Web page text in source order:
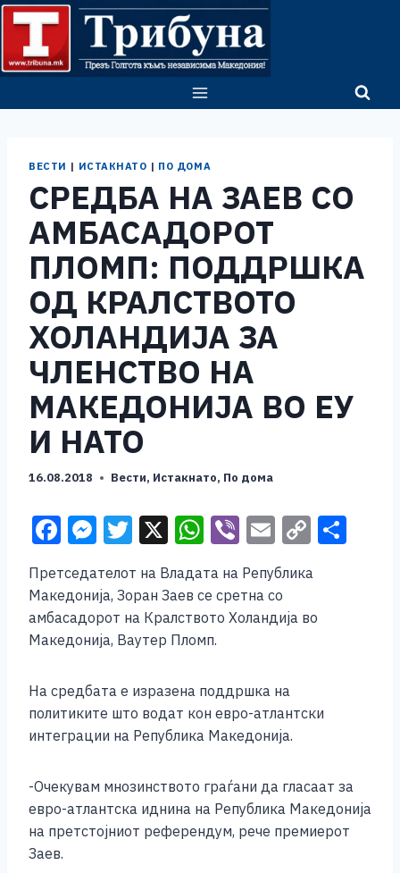
Skip
content
ВЕСТИ | ИСТАКНАТО | ПО ДОМА
СРЕДБА НА ЗАЕВ СО
АМБАСАДОРОТ
ПЛОМП: ПОДДРШКА
ОД КРАЛСТВОТО
ХОЛАНДИЈА ЗА
ЧЛЕНСТВО НА
МАКЕДОНИЈА ВО ЕУ
И НАТО
16.08.2018 Вести, Истакнато, По дома
F
c
e
b
o
k
M
ss
e
n
er
T
tt
er
X W
at
s
A
p
Vi
b
er
E
m
ai
l
C
p
y
k
Претседателот на Владата на Република
Македонија, Зоран Заев се сретна со
амбасадорот на Кралството Холандија во
Македонија, Ваутер Пломп.
На средбата е изразена поддршка на
политиките што водат кон евро-атлантски
интеграции на Република Македонија.
-Очекувам мнозинството граѓани да гласаат за
евро-атлантска иднина на Република Македонија
на претстојниот референдум, рече премиерот
Заев.